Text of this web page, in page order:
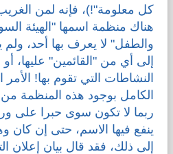
كل معلومة"!)، فإنه لمن
هناك منظمة اسمها "الهيئة
والطفل" لا يعرف بها أحد،
إلى أي من "القائمين" عليها، أو
النشاطات التي تقوم بها!
الكامل بوجود هذه المنظمة من
ربما لا تكون سوى حبرا على
ينفع فيها الاسم، حتى إن كان
إلى ذلك، فقد قال بيان إعلان